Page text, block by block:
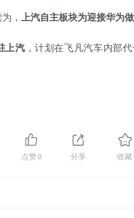
， 上汽自主板块为迎接华为
上汽 ，计划在飞凡汽车内部
点赞0 分享 收藏